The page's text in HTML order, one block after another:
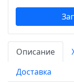
Описание
Доставка